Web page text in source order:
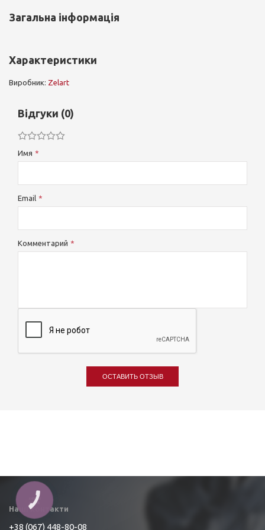
Загальна інформація
Характеристики
Виробник: Zelart
Відгуки (0)
Имя
Email
Комментарий
ОСТАВИТЬ ОТЗЫВ
Наші контакти
+38 (067) 448-80-08